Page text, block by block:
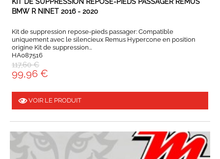
BMW R NINET 2016 - 2020
Kit de suppression repose-pieds passager: Compatible
uniquement avec le silencieux Remus Hypercone en position
origine Kit de suppression...
HA087516
117,60 €
99,96 €
VOIR LE PRODUIT